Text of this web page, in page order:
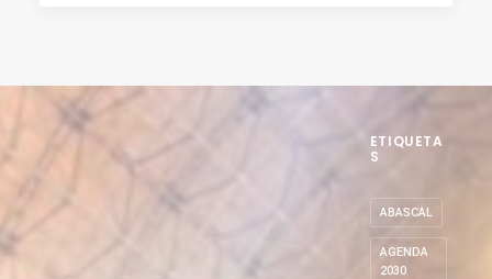
ETIQUETA
S
ABASCAL
AGENDA
2030